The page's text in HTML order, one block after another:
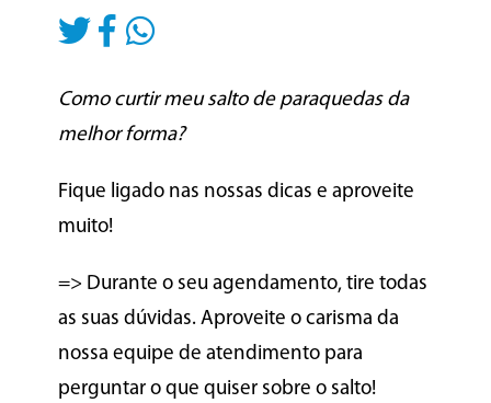
Como curtir meu salto de paraquedas da
melhor forma?
Fique ligado nas nossas dicas e aproveite
muito!
=> Durante o seu agendamento, tire todas
as suas dúvidas. Aproveite o carisma da
nossa equipe de atendimento para
perguntar o que quiser sobre o salto!